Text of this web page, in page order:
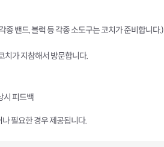
종 밴드, 블럭 등 각종 소도구는 코치가 준비합니다.)
치가 지참해서 방문합니다.
시 피드백
필요한 경우 제공됩니다.